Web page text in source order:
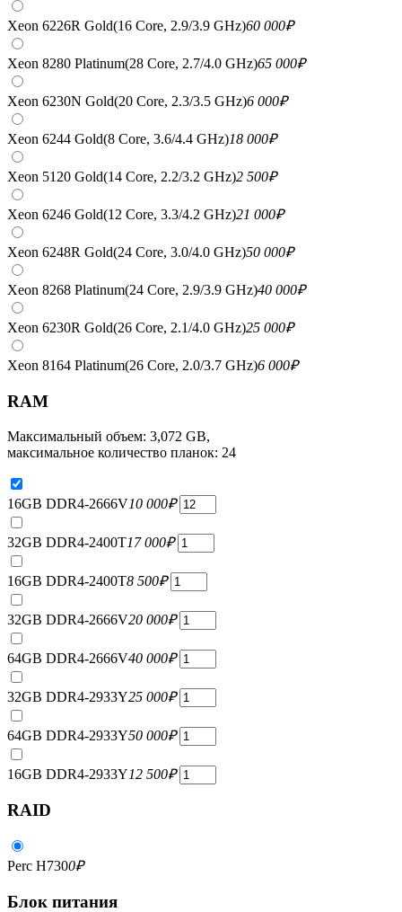
Xeon 6226R Gold(16 Core, 2.9/3.9 GHz)60 000₽
Xeon 8280 Platinum(28 Core, 2.7/4.0 GHz)65 000₽
Xeon 6230N Gold(20 Core, 2.3/3.5 GHz)6 000₽
Xeon 6244 Gold(8 Core, 3.6/4.4 GHz)18 000₽
Xeon 5120 Gold(14 Core, 2.2/3.2 GHz)2 500₽
Xeon 6246 Gold(12 Core, 3.3/4.2 GHz)21 000₽
Xeon 6248R Gold(24 Core, 3.0/4.0 GHz)50 000₽
Xeon 8268 Platinum(24 Core, 2.9/3.9 GHz)40 000₽
Xeon 6230R Gold(26 Core, 2.1/4.0 GHz)25 000₽
Xeon 8164 Platinum(26 Core, 2.0/3.7 GHz)6 000₽
RAM
Максимальный объем: 3,072 GB,
максимальное количество планок: 24
16GB DDR4-2666V10 000₽
32GB DDR4-2400T17 000₽
16GB DDR4-2400T8 500₽
32GB DDR4-2666V20 000₽
64GB DDR4-2666V40 000₽
32GB DDR4-2933Y25 000₽
64GB DDR4-2933Y50 000₽
16GB DDR4-2933Y12 500₽
RAID
Perc H7300₽
Блок питания